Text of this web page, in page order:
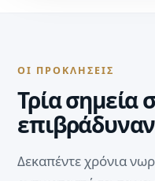
ΟΙ ΠΡΟΚΛΉΣΕΙΣ
Τρία σημεία
Δεκαπέντε χρόνια